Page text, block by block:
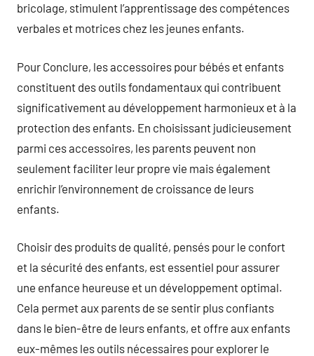
bricolage, stimulent l’apprentissage des compétences
verbales et motrices chez les jeunes enfants.
Pour Conclure, les accessoires pour bébés et enfants
constituent des outils fondamentaux qui contribuent
significativement au développement harmonieux et à la
protection des enfants. En choisissant judicieusement
parmi ces accessoires, les parents peuvent non
seulement faciliter leur propre vie mais également
enrichir l’environnement de croissance de leurs
enfants.
Choisir des produits de qualité, pensés pour le confort
et la sécurité des enfants, est essentiel pour assurer
une enfance heureuse et un développement optimal.
Cela permet aux parents de se sentir plus confiants
dans le bien-être de leurs enfants, et offre aux enfants
eux-mêmes les outils nécessaires pour explorer le